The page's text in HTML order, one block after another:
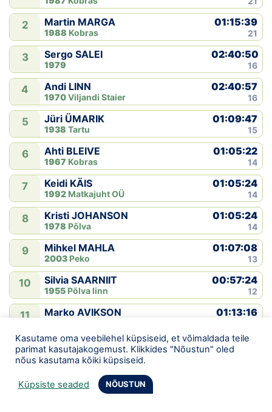
2 Martin MARGA
1988 Kobras
01:15:39
21
3 Sergo SALEI
1979
02:40:50
16
4 Andi LINN
1970Viljandi Staier
02:40:57
16
5 Jüri ÜMARIK
1938 Tartu
01:09:47
15
6 Ahti BLEIVE
1967 Kobras
01:05:22
14
7 Keidi KÄIS
1992 Matkajuht OÜ
01:05:24
14
8 Kristi JOHANSON
1978 Põlva
01:05:24
14
9 Mihkel MAHLA
2003 Peko
01:07:08
13
10 Silvia SAARNIIT
1955 Põlva linn
00:57:24
12
11 Marko AVIKSON 01:13:16
12 Peeter PÕDER
1965Põlva
00:40:40
13 Tarmo HALJAK
1957Kõlleste NK/KT
Kasutame oma veebilehel küpsiseid, et võimaldada teile
parimat kasutajakogemust. Klikkides "Nõustun" oled
nõus kasutama kõiki küpsiseid.
Küpsiste seaded NÕUSTUN